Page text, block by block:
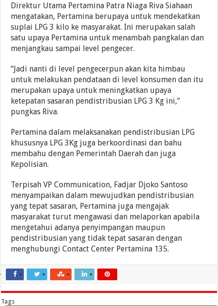
Direktur Utama Pertamina Patra Niaga Riva Siahaan
mengatakan, Pertamina berupaya untuk mendekatkan
suplai LPG 3 kilo ke masyarakat. Ini merupakan salah
satu upaya Pertamina untuk menambah pangkalan dan
menjangkau sampai level pengecer.
“Jadi nanti di level pengecerpun akan kita himbau
untuk melakukan pendataan di level konsumen dan itu
merupakan upaya untuk meningkatkan upaya
ketepatan sasaran pendistribusian LPG 3 Kg ini,”
pungkas Riva.
Pertamina dalam melaksanakan pendistribusian LPG
khususnya LPG 3Kg juga berkoordinasi dan bahu
membahu dengan Pemerintah Daerah dan juga
Kepolisian.
Terpisah VP Communication, Fadjar Djoko Santoso
menyampaikan dalam mewujudkan pendistribusian
yang tepat sasaran, Pertamina juga mengajak
masyarakat turut mengawasi dan melaporkan apabila
mengetahui adanya penyimpangan maupun
pendistribusian yang tidak tepat sasaran dengan
menghubungi Contact Center Pertamina 135.
Tags